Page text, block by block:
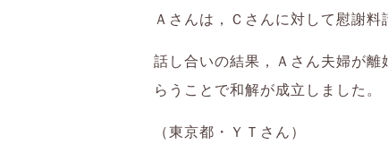
Ａさんは，Ｃさんに対して慰謝
話し合いの結果，Ａさん夫婦が
らうことで和解が成立しました。
（東京都・ＹＴさん）